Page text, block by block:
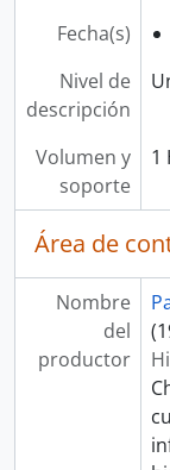
Fecha(s)
Nivel de
descripción
Volumen y
soporte
1
Área de
Nombre
del
productor